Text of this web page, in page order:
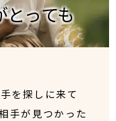
とっても
を探しに来て
手が見つかった